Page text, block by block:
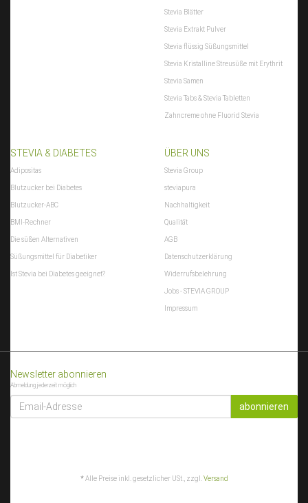
Stevia Blätter
Stevia Extrakt Pulver
Stevia flüssig Süßungsmittel
Stevia Kristalline Streusüße mit Erythrit
Stevia Samen
Stevia Tabs & Stevia Tabletten
Zahncreme ohne Fluorid Stevia
STEVIA & DIABETES
Adipositas
Blutzucker bei Diabetes
Blutzucker-ABC
BMI-Rechner
Die süßen Alternativen
Süßungsmittel für Diabetiker
Ist Stevia bei Diabetes geeignet?
ÜBER UNS
Stevia Group
steviapura
Nachhaltigkeit
Qualität
AGB
Datenschutzerklärung
Widerrufsbelehrung
Jobs - STEVIA GROUP
Impressum
Newsletter abonnieren
Abmeldung jederzeit möglich
EMAIL-
ADRESSE abonnieren
*Alle Preise inkl. gesetzlicher USt., zzgl.Versand